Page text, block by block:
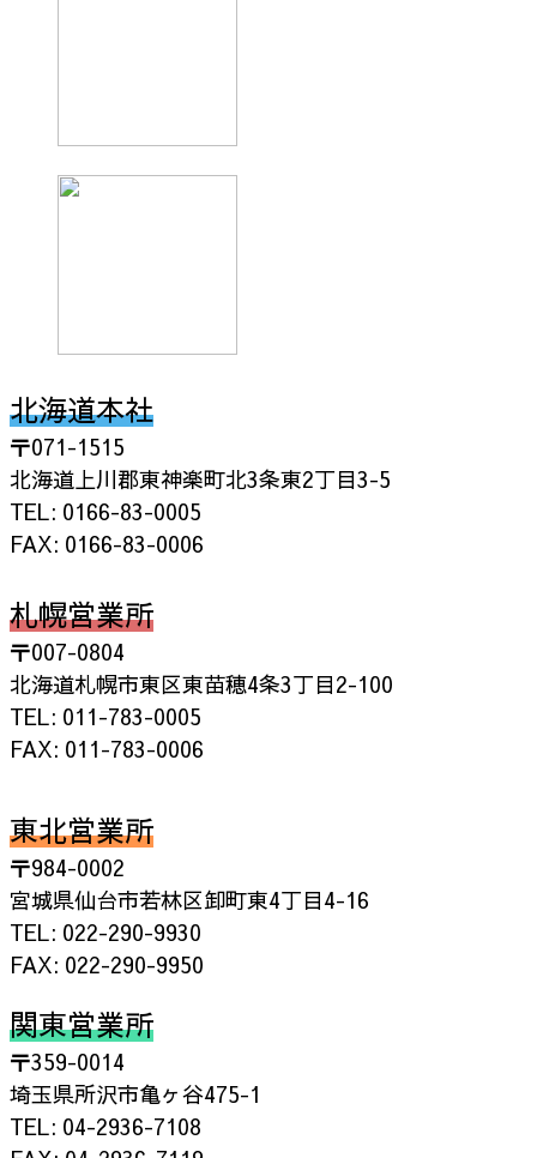
北海道本社
〒071-1515
北海道上川郡東神楽町北3条東2丁目3-5
TEL: 0166-83-0005
FAX: 0166-83-0006
札幌営業所
〒007-0804
北海道札幌市東区東苗穂4条3丁目2-100
TEL: 011-783-0005
FAX: 011-783-0006
東北営業所
〒984-0002
宮城県仙台市若林区卸町東4丁目4-16
TEL: 022-290-9930
FAX: 022-290-9950
関東営業所
〒359-0014
埼玉県所沢市亀ヶ谷475-1
TEL: 04-2936-7108